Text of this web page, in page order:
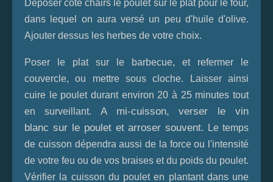
Déposer côté chairs le poulet sur le plat pour le four,
dans lequel on aura versé un peu d'huile d'olive.
Ajouter dessus les herbes de votre choix.
Poser le plat sur le barbecue, et refermer le
couvercle, ou mettre sous cloche. Laisser ainsi
cuire le poulet durant environ 20 à 25 minutes tout
en surveillant. A mi-cuisson, verser le vin
blanc sur le poulet et arroser souvent. Le temps
de cuisson dépendra aussi de la force ou l'intensité
de votre feu ou de vos braises et du poids du poulet.
Vérifier la cuisson du poulet en plantant dans une